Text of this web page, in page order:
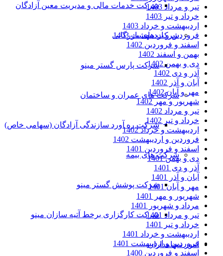
شرکت خدمات مالی و مدیریت معین آزادگان
شرکت های بازرگانی
شرکت پارس گستر مینو
شرکت های عمران و ساختمان
شرکت ره آورد سازندگی آزادگان (سهامی خاص)
شرکت های بیمه
شرکت پوشش گستر مینو
شرکت کارگزاری برخط آتیه سازان مینو
امور سهامداران
تیر و مرداد 1403
خرداد و تیر 1403
اردیبهشت و خرداد 1403
فروردین و اردیبهشت 1403
اسفند و فروردین 1402
بهمن و اسفند 1402
دی و بهمن 1402
آذر و دی 1402
آبان و آذر 1402
مهر و آبان 1402
شهریور و مهر 1402
تیر و مرداد 1402
خرداد و تیر 1402
اردیبهشت و خرداد 1402
فروردین و اردیبهشت 1402
اسفند و فروردین 1401
دی و بهمن 1401
آذر و دی 1401
آبان و آذر 1401
مهر و آبان 1401
شهریور و مهر 1401
مرداد و شهریور 1401
تیر و مرداد 1401
خرداد و تیر 1401
اردیبهشت و خرداد 1401
فروردین و اردیبهشت 1401
اسفند و فروردین 1400